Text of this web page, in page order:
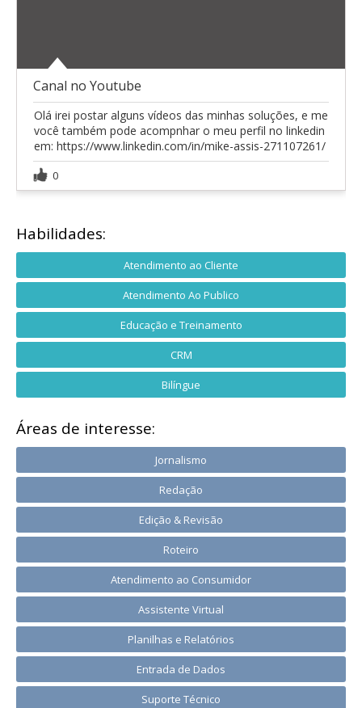
Canal no Youtube
Olá irei postar alguns vídeos das minhas soluções, e me
você também pode acompnhar o meu perfil no linkedin
em: https://www.linkedin.com/in/mike-assis-271107261/
0
Habilidades:
Atendimento ao Cliente
Atendimento Ao Publico
Educação e Treinamento
CRM
Bilíngue
Áreas de interesse:
Jornalismo
Redação
Edição & Revisão
Roteiro
Atendimento ao Consumidor
Assistente Virtual
Planilhas e Relatórios
Entrada de Dados
Suporte Técnico